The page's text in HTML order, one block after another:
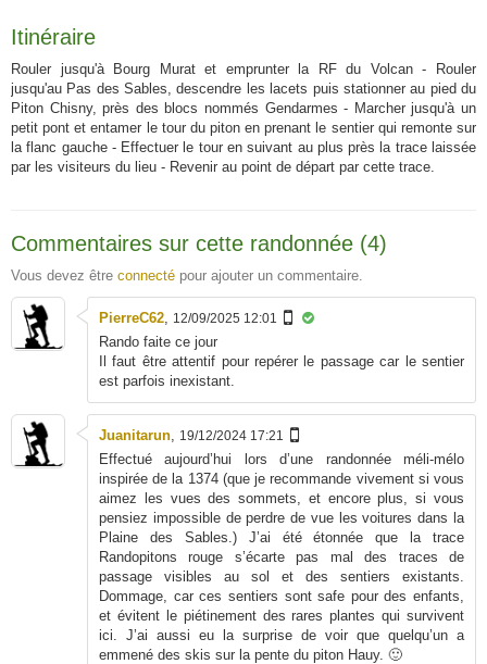
Itinéraire
Rouler jusqu'à Bourg Murat et emprunter la RF du Volcan - Rouler
jusqu'au Pas des Sables, descendre les lacets puis stationner au pied du
Piton Chisny, près des blocs nommés Gendarmes - Marcher jusqu'à un
petit pont et entamer le tour du piton en prenant le sentier qui remonte sur
la flanc gauche - Effectuer le tour en suivant au plus près la trace laissée
par les visiteurs du lieu - Revenir au point de départ par cette trace.
Commentaires sur cette randonnée (4)
Vous devez être connecté pour ajouter un commentaire.
PierreC62 12/09/2025 12:01
Rando faite ce jour
Il faut être attentif pour repérer le passage car le sentier
est parfois inexistant.
Juanitarun 19/12/2024 17:21
Effectué aujourd’hui lors d’une randonnée méli-mélo
inspirée de la 1374 (que je recommande vivement si vous
aimez les vues des sommets, et encore plus, si vous
pensiez impossible de perdre de vue les voitures dans la
Plaine des Sables.) J’ai été étonnée que la trace
Randopitons rouge s’écarte pas mal des traces de
passage visibles au sol et des sentiers existants.
Dommage, car ces sentiers sont safe pour des enfants,
et évitent le piétinement des rares plantes qui survivent
ici. J’ai aussi eu la surprise de voir que quelqu’un a
emmené des skis sur la pente du piton Hauy. 🙂